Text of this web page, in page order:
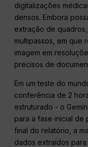
digitalizações
densos. Embora
extração de
multipassos, em que
imagem em
precisos de
Em um teste do
conferência de 2
estruturado - o
para a fase inicial de
final do relatório, a
dados extraídos